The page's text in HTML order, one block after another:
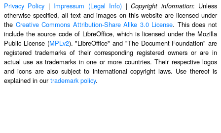
Privacy Policy | Impressum (Legal Info) |Copyright information: Unless
otherwise specified, all text and images on this website are licensed under
the Creative Commons Attribution-Share Alike 3.0 License. This does not
include the source code of LibreOffice, which is licensed under the Mozilla
Public License (MPLv2). "LibreOffice" and "The Document Foundation" are
registered trademarks of their corresponding registered owners or are in
actual use as trademarks in one or more countries. Their respective logos
and icons are also subject to international copyright laws. Use thereof is
explained in ourtrademark policy.